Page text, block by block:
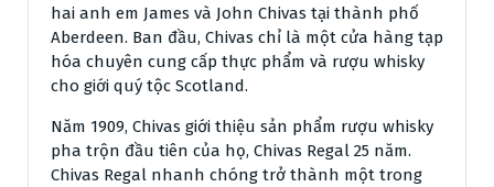
hai anh em James và John Chivas tại thành phố
Aberdeen. Ban đầu, Chivas chỉ là một cửa hàng tạp
hóa chuyên cung cấp thực phẩm và rượu whisky
cho giới quý tộc Scotland.
Năm 1909, Chivas giới thiệu sản phẩm rượu whisky
pha trộn đầu tiên của họ, Chivas Regal 25 năm.
Chivas Regal nhanh chóng trở thành một trong